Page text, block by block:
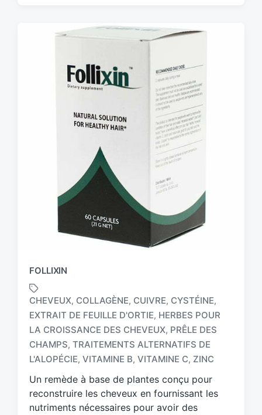
FOLLIXIN
T
a
g
e
d
w
CHEVEUX, COLLAGÈNE, CUIVRE, CYSTÉINE,
EXTRAIT DE FEUILLE D'ORTIE, HERBES POUR
LA CROISSANCE DES CHEVEUX, PRÊLE DES
CHAMPS, TRAITEMENTS ALTERNATIFS DE
L'ALOPÉCIE, VITAMINE B, VITAMINE C, ZINC
Un remède à base de plantes conçu pour
reconstruire les cheveux en fournissant les
nutriments nécessaires pour avoir des